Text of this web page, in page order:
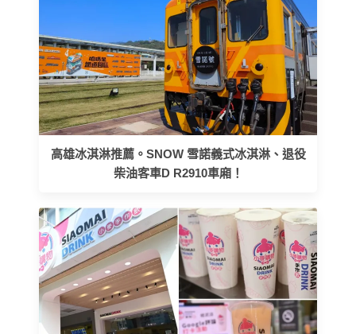
高雄冰淇淋推薦。SNOW 雪諾義式冰淇淋、退役
柴油客車D R2910車廂！